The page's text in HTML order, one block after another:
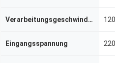
Verarbeitungsgeschwindigkeit
Eingangsspannung